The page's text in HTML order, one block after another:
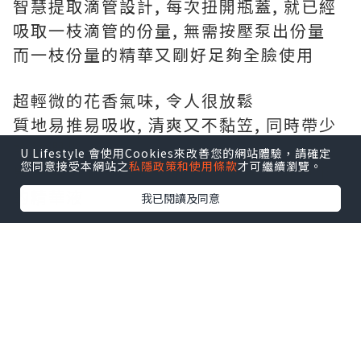
U Lifestyle 會使用Cookies來改善您的網站體驗，請確定
您同意接受本網站之私隱政策和使用條款才可繼續瀏覽。
我已閱讀及同意